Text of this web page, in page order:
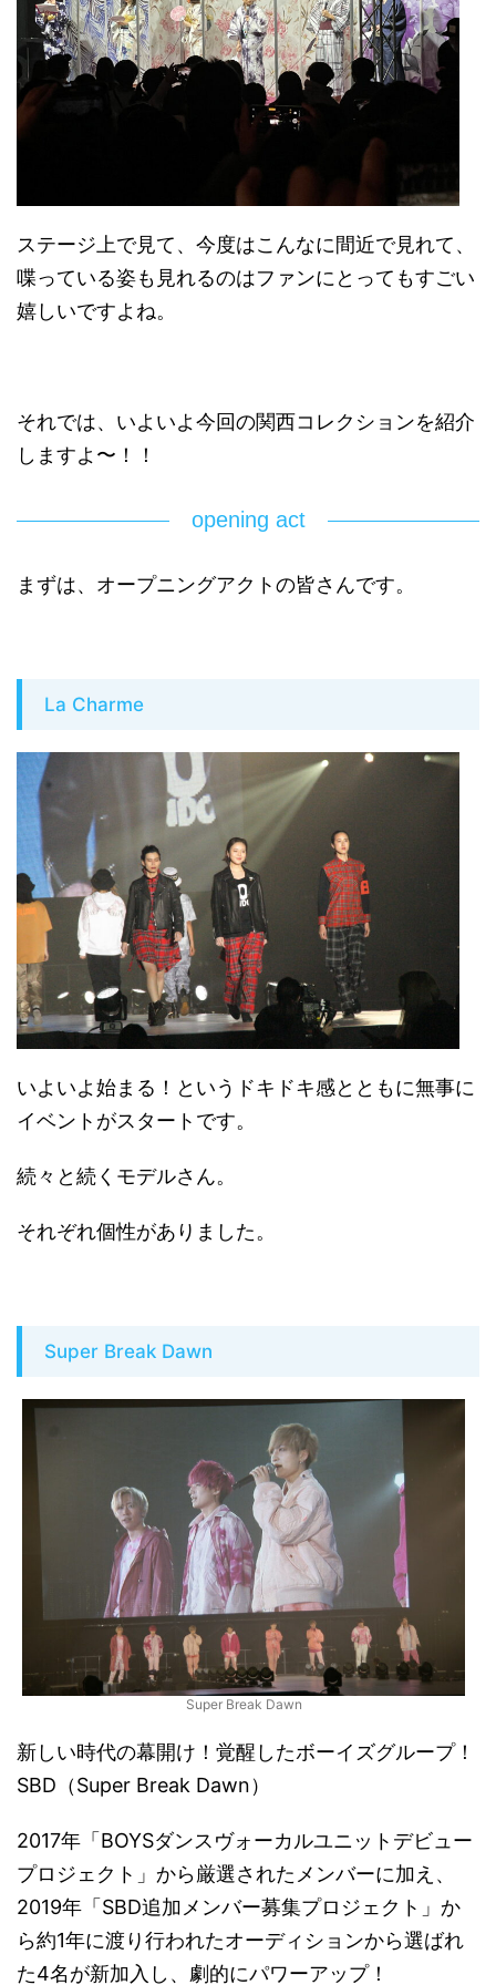
ステージ上で見て、今度はこんなに間近で見れて、
喋っている姿も見れるのはファンにとってもすごい
嬉しいですよね。
それでは、いよいよ今回の関西コレクションを紹介
しますよ〜！！
opening act
まずは、オープニングアクトの皆さんです。
La Charme
いよいよ始まる！というドキドキ感とともに無事に
イベントがスタートです。
続々と続くモデルさん。
それぞれ個性がありました。
Super Break Dawn
Super Break Dawn
新しい時代の幕開け！覚醒したボーイズグループ！
SBD（Super Break Dawn）
2017年「BOYSダンスヴォーカルユニットデビュー
プロジェクト」から厳選されたメンバーに加え、
2019年「SBD追加メンバー募集プロジェクト」か
ら約1年に渡り行われたオーディションから選ばれ
た4名が新加入し、劇的にパワーアップ！